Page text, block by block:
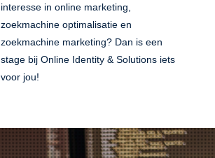
interesse in online marketing,
zoekmachine optimalisatie en
zoekmachine marketing? Dan is een
stage bij Online Identity & Solutions iets
voor jou!